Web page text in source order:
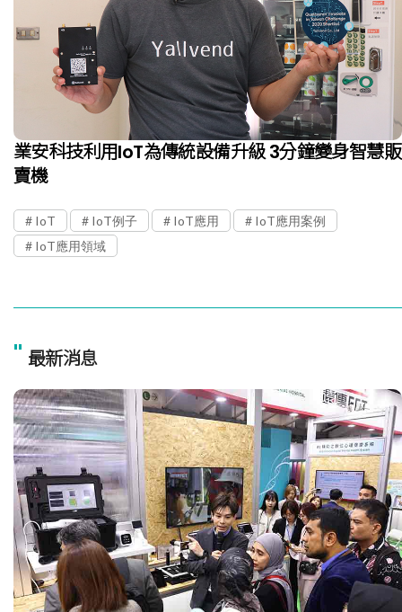
業安科技利用IoT為傳統設備升級 3分鐘變身智慧販
賣機
IoT IoT例子 IoT應用
IoT應用案例
IoT應用領域
" 最新消息